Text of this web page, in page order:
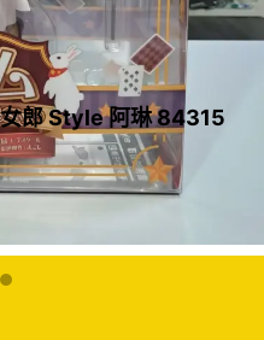
郎 Style 阿琳 84315